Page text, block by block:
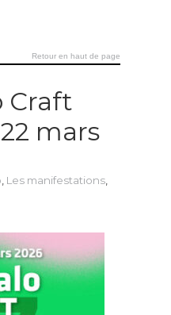
Retour en haut de page
Craft
mars
Les manifestations